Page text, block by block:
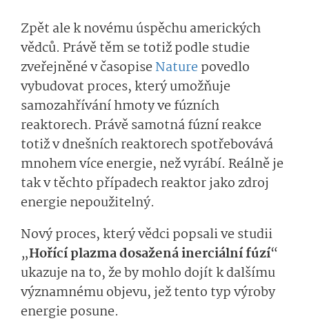
Zpět ale k novému úspěchu amerických
vědců. Právě těm se totiž podle studie
zveřejněné v časopiseNaturepovedlo
vybudovat proces, který umožňuje
samozahřívání hmoty ve fúzních
reaktorech. Právě samotná fúzní reakce
totiž v dnešních reaktorech spotřebovává
mnohem více energie, než vyrábí. Reálně je
tak v těchto případech reaktor jako zdroj
energie nepoužitelný.
Nový proces, který vědci popsali ve studii
„Hořící plazma dosažená inerciální fúzí“
ukazuje na to, že by mohlo dojít k dalšímu
významnému objevu, jež tento typ výroby
energie posune.